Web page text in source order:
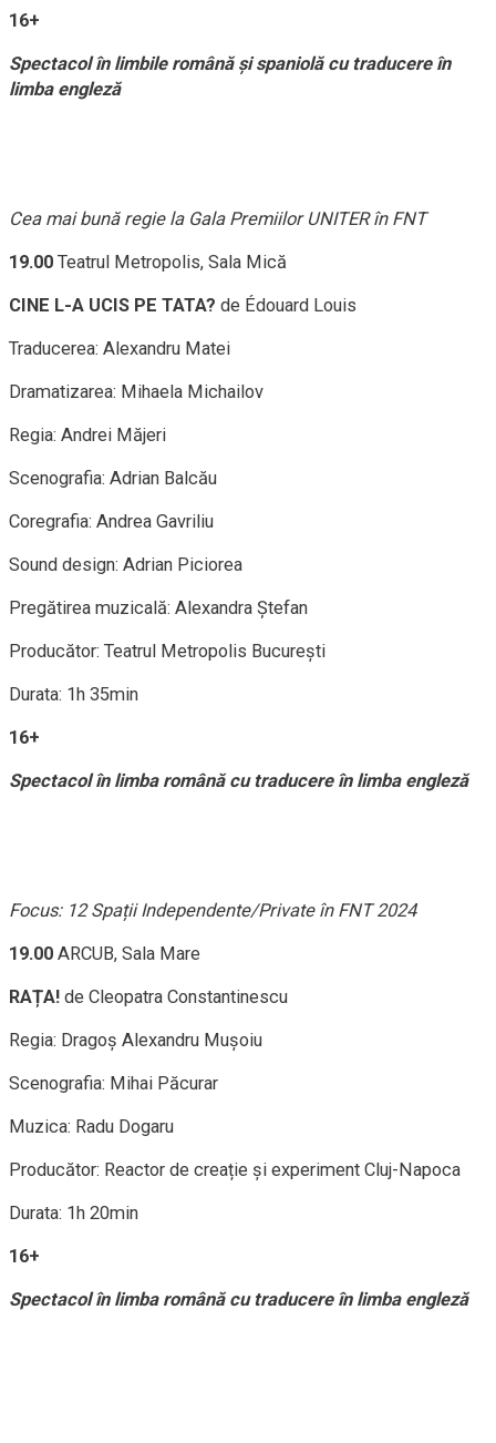
16+
Spectacol în limbile română și spaniolă cu traducere în
limba engleză
Cea mai bună regie la Gala Premiilor UNITER în FNT
19.00 Teatrul Metropolis, Sala Mică
CINE L-A UCIS PE TATA? de Édouard Louis
Traducerea: Alexandru Matei
Dramatizarea: Mihaela Michailov
Regia: Andrei Măjeri
Scenografia: Adrian Balcău
Coregrafia: Andrea Gavriliu
Sound design: Adrian Piciorea
Pregătirea muzicală: Alexandra Ștefan
Producător: Teatrul Metropolis București
Durata: 1h 35min
16+
Spectacol în limba română cu traducere în limba engleză
Focus: 12 Spații Independente/Private în FNT 2024
19.00 ARCUB, Sala Mare
RAȚA! de Cleopatra Constantinescu
Regia: Dragoș Alexandru Mușoiu
Scenografia: Mihai Păcurar
Muzica: Radu Dogaru
Producător: Reactor de creație și experiment Cluj-Napoca
Durata: 1h 20min
16+
Spectacol în limba română cu traducere în limba engleză